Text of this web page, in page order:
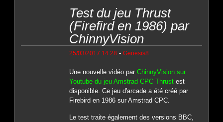
Test du jeu Thrust
(Firefird en 1986) par
ChinnyVision
25/03/2017 14:28 - Genesis8
Une nouvelle vidéo par ChinnyVision sur
Youtube du jeu Amstrad CPC Thrustest
disponible. Ce jeu d'arcade a été créé par
Firebird en 1986 sur Amstrad CPC.
Le test traite également des versions BBC,